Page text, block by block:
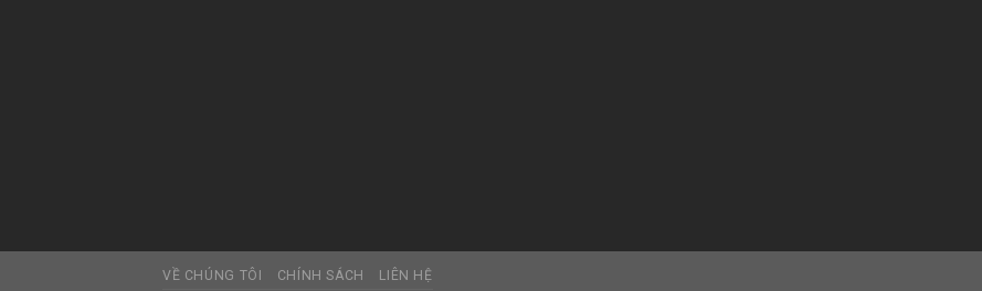
VỀ CHÚNG TÔI CHÍNH SÁCH LIÊN HỆ